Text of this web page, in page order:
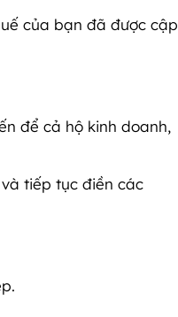
của bạn đã được cập
để cả hộ kinh doanh,
tiếp tục điền các